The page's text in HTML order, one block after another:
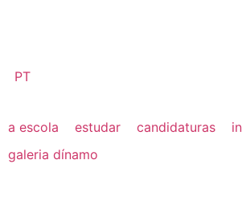
PT
a escola estudar candidaturas
galeria dínamo